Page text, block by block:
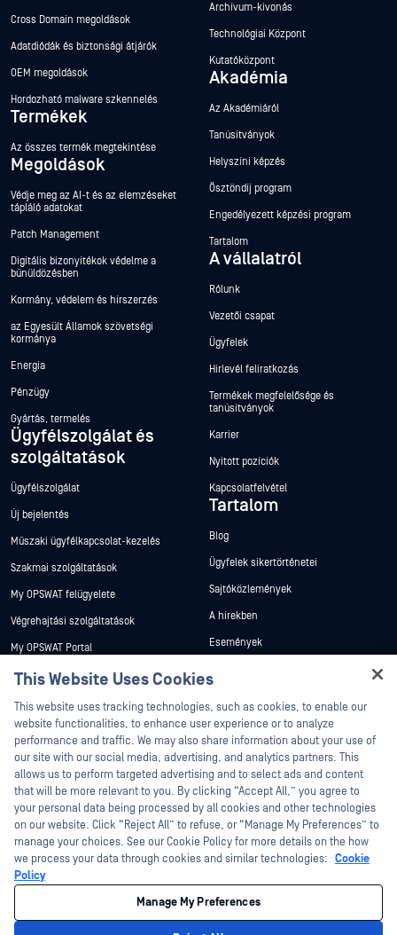
Cross Domain megoldások
Adatdiódák és biztonsági átjárók
OEM megoldások
Hordozható malware szkennelés
Termékek
Az összes termék megtekintése
Megoldások
Védje meg az AI-t és az elemzéseket
tápláló adatokat
Patch Management
Digitális bizonyítékok védelme a
bűnüldözésben
Kormány, védelem és hírszerzés
az Egyesült Államok szövetségi
kormánya
Energia
Pénzügy
Gyártás, termelés
Ügyfélszolgálat és
szolgáltatások
Ügyfélszolgálat
Új bejelentés
Műszaki ügyfélkapcsolat-kezelés
Szakmai szolgáltatások
My OPSWAT felügyelete
Végrehajtási szolgáltatások
My OPSWAT Portal
Műszaki dokumentáció
Képzések
Biztonsági sebezhetőségi program
Partnerek
Tanúsítvány
Technológiai partnerek
Channel partner program
Archívum-kivonás
Technológiai Központ
Kutatóközpont
Akadémia
Az Akadémiáról
Tanúsítványok
Helyszíni képzés
Ösztöndíj program
Engedélyezett képzési program
Tartalom
A vállalatról
Rólunk
Vezetői csapat
Ügyfelek
Hírlevél feliratkozás
Termékek megfelelősége és
tanúsítványok
Karrier
Nyitott pozíciók
Kapcsolatfelvétel
Tartalom
Blog
Ügyfelek sikertörténetei
Sajtóközlemények
A hírekben
Események
Fehér könyvek
©2026 OPSWAT . Minden jog fenntartva. OPSWAT, MetaDefender, Metascan,
MetaAccess, az OPSWAT , Trust no File. Trust No Device., OPSWAT , Protecting the
World's Critical Infrastructure, Deep CDR™ Technology, InQuest, az InQuest logó,
DFI, RetroHunt, Deep File Inspection és Join the Hunt az OPSWAT védjegyei. A
harmadik felek védjegyei a megfelelő tulajdonosok tulajdonát képezik.
This Website Uses Cookies
This website uses tracking technologies, such as cookies, to enable our
website functionalities, to enhance user experience or to analyze
performance and traffic. We may also share information about your use of
our site with our social media, advertising, and analytics partners. This
allows us to perform targeted advertising and to select ads and content
that will be more relevant to you. By clicking “Accept All,” you agree to
your personal data being processed by all cookies and other technologies
on our website. Click “Reject All” to refuse, or “Manage My Preferences” to
manage your choices. See our Cookie Policy for more details on the how
we process your data through cookies and similar technologies: Cookie
Policy
Manage My Preferences
Hey there!
I'm Ozzy, your OPSWAT virtual assistant.
How can I help you secure what's critical
today?